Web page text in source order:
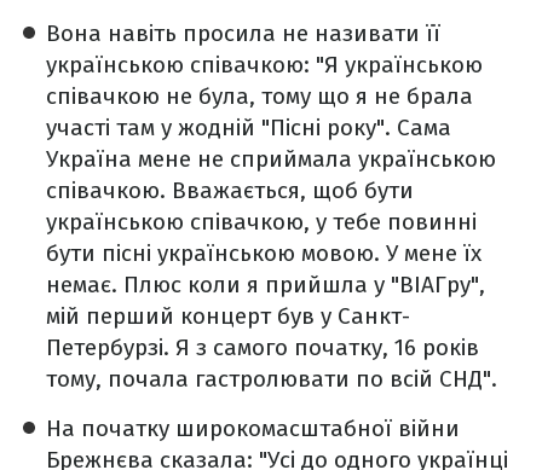
Вона навіть просила не називати її
українською співачкою: "Я українською
співачкою не була, тому що я не брала
участі там у жодній "Пісні року". Сама
Україна мене не сприймала українською
співачкою. Вважається, щоб бути
українською співачкою, у тебе повинні
бути пісні українською мовою. У мене їх
немає. Плюс коли я прийшла у "ВІАГру",
мій перший концерт був у Санкт-
Петербурзі. Я з самого початку, 16 років
тому, почала гастролювати по всій СНД".
На початку широкомасштабної війни
Брежнєва сказала: "Усі до одного українці